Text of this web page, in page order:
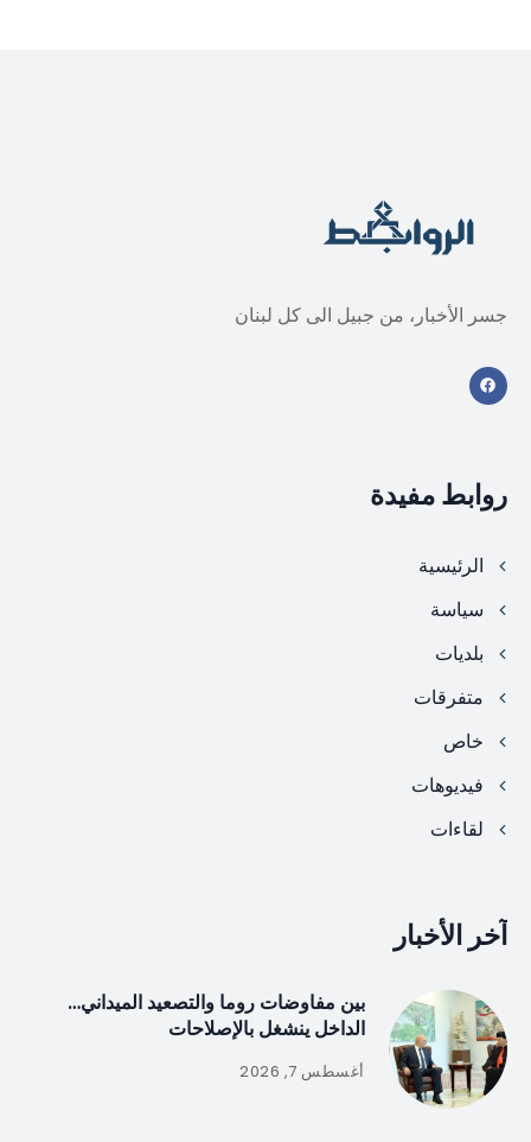
جسر الأخبار، من جبيل الى كل لبنان
روابط مفيدة
الرئيسية
سياسة
بلديات
متفرقات
خاص
فيديوهات
لقاءات
آخر الأخبار
بين مفاوضات روما والتصعيد الميداني…
الداخل ينشغل بالإصلاحات
أغسطس 7, 2026